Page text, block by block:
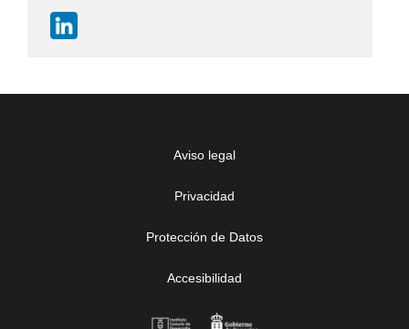
Aviso legal
Privacidad
Protección de Datos
Accesibilidad